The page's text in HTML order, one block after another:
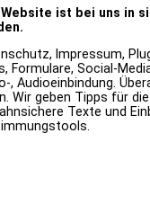
Website ist bei uns in
Impressum,
Formulare, Social-
, Audioeinbindung.
Wir geben Tipps für die
Texte und